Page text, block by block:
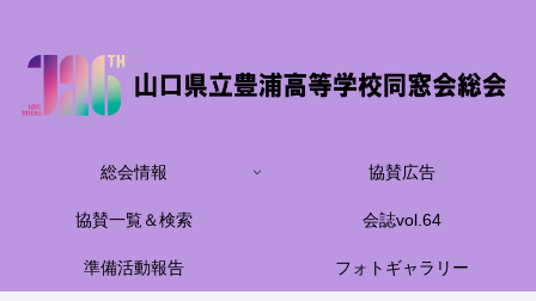
総会情報 協賛広告
協賛一覧＆検索 会誌vol.64
準備活動報告 フォトギャラリー